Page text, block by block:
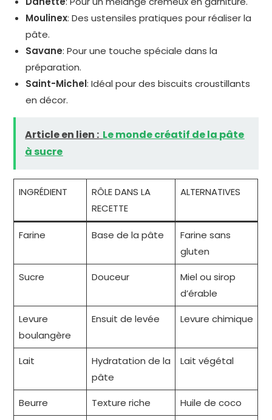
Moulinex: Des ustensiles pratiques pour réaliser la
pâte.
Savane: Pour une touche spéciale dans la
préparation.
Saint-Michel: Idéal pour des biscuits croustillants
en décor.
Article en lien : Le monde créatif de la pâte
à sucre
INGRÉDIENT
RÔLE DANS LA
RECETTE
ALTERNATIVES
Farine Base de la pâte
Farine sans
gluten
Sucre
Douceur
Miel ou sirop
d’érable
Levure
boulangère
Ensuit de levée Levure chimique
Lait
Hydratation de la
pâte
Lait végétal
Beurre Texture riche
Huile de coco